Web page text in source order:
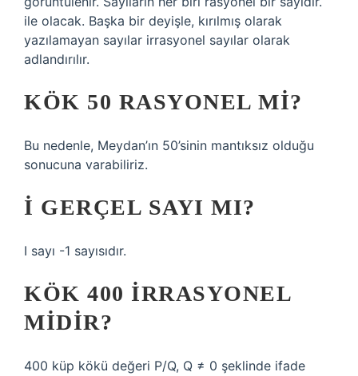
ile olacak. Başka bir deyişle, kırılmış olarak
yazılamayan sayılar irrasyonel sayılar olarak
adlandırılır.
KÖK 50 RASYONEL MI?
Bu nedenle, Meydan’ın 50’sinin mantıksız olduğu
sonucuna varabiliriz.
İ GERÇEL SAYI MI?
I sayı -1 sayısıdır.
KÖK 400 IRRASYONEL
MIDIR?
400 küp kökü değeri P/Q, Q ≠ 0 şeklinde ifade